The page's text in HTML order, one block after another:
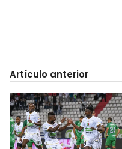
Artículo anterior